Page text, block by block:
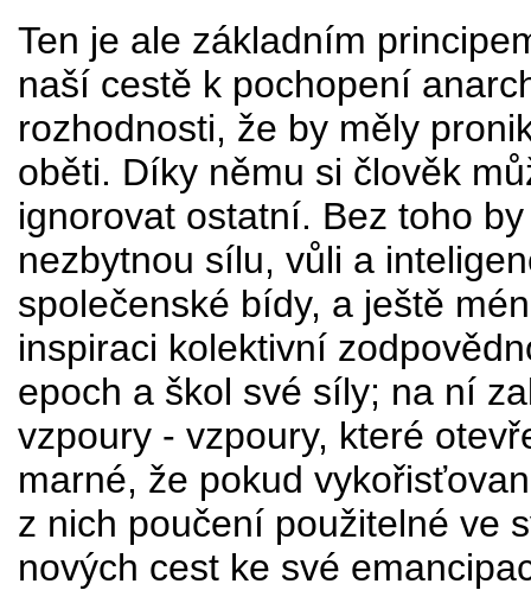
Ten je ale základním
naší cestě k pochopení
rozhodnosti, že by měly
oběti. Díky němu si člověk
ignorovat ostatní. Bez toho
nezbytnou sílu, vůli a
společenské bídy, a ještě
inspiraci kolektivní
epoch a škol své síly; na ní
vzpoury - vzpoury, které
marné, že pokud
z nich poučení použitelné ve
nových cest ke své